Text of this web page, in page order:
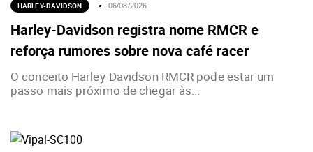
HARLEY-DAVIDSON 06/08/2026
Harley-Davidson registra nome RMCR e
reforça rumores sobre nova café racer
O conceito Harley-Davidson RMCR pode estar um
passo mais próximo de chegar às...